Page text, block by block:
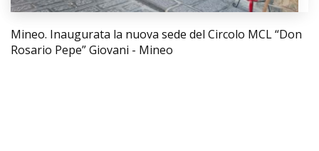
Mineo. Inaugurata la nuova sede del Circolo MCL “Don
Rosario Pepe” Giovani - Mineo